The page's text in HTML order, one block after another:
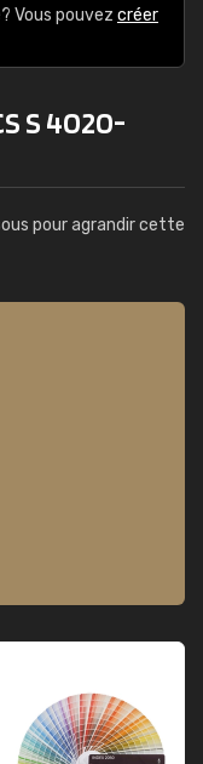
Vous pouvez créer
S 4020-
pour agrandir cette